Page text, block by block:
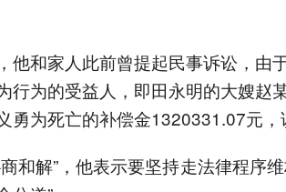
他和家人此前曾提起民事诉讼，由
行为的受益人，即田永明的大嫂赵
勇为死亡的补偿金1320331.07元，
和解”，他表示要坚持走法律程序